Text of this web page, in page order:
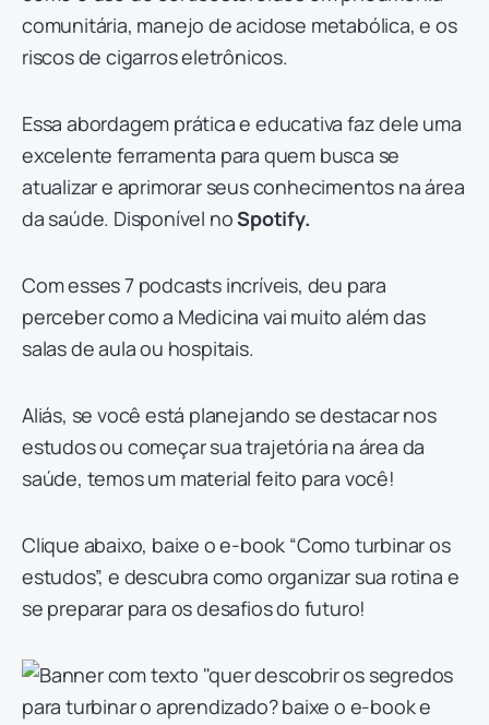
comunitária, manejo de acidose metabólica, e os
riscos de cigarros eletrônicos.
Essa abordagem prática e educativa faz dele uma
excelente ferramenta para quem busca se
atualizar e aprimorar seus conhecimentos na área
da saúde. Disponível noSpotify.
Com esses 7 podcasts incríveis, deu para
perceber como a Medicina vai muito além das
salas de aula ou hospitais.
Aliás, se você está planejando se destacar nos
estudos ou começar sua trajetória na área da
saúde, temos um material feito para você!
Clique abaixo, baixe o e-book “Como turbinar os
estudos”, e descubra como organizar sua rotina e
se preparar para os desafios do futuro!